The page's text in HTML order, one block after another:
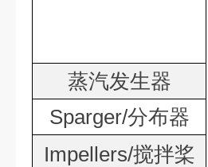
蒸汽发生器
Sparger/分布器
Impellers/搅拌桨